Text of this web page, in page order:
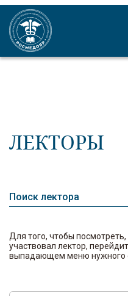
ЛЕКТОРЫ
Для того, чтобы
участвовал лектор,
выпадающем меню нужного